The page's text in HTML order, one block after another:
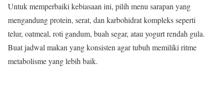
Untuk memperbaiki kebiasaan ini, pilih menu sarapan yang
mengandung protein, serat, dan karbohidrat kompleks seperti
telur, oatmeal, roti gandum, buah segar, atau yogurt rendah gula.
Buat jadwal makan yang konsisten agar tubuh memiliki ritme
metabolisme yang lebih baik.